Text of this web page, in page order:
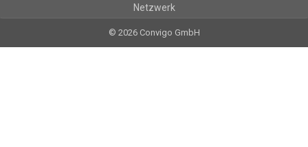
Netzwerk
© 2026 Convigo GmbH